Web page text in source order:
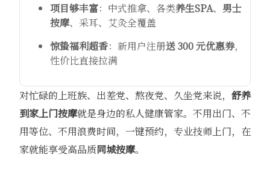
项目够丰富：中式推拿、各类养生SPA、 男士
按摩、采耳、艾灸全覆盖
惊蛰福利超香：新用户注册送 300 元优惠券，
性价比直接拉满
对忙碌的上班族、出差党、熬夜党、久坐党来说， 舒养
到家上门按摩就是身边的私人健康管家。不用出门、不
用等位、不用浪费时间，一键预约，专业技师上门，在
家就能享受高品质同城按摩。